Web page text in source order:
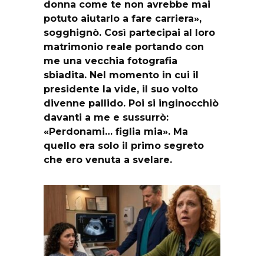
donna come te non avrebbe mai
potuto aiutarlo a fare carriera»,
sogghignò. Così partecipai al loro
matrimonio reale portando con
me una vecchia fotografia
sbiadita. Nel momento in cui il
presidente la vide, il suo volto
divenne pallido. Poi si inginocchiò
davanti a me e sussurrò:
«Perdonami… figlia mia». Ma
quello era solo il primo segreto
che ero venuta a svelare.